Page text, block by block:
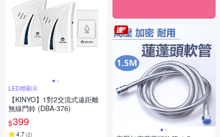
LED燈顯示
【KINYO】1對2交流式遠距離
無線門鈴 (DBA-376)
$399
4.7(2)